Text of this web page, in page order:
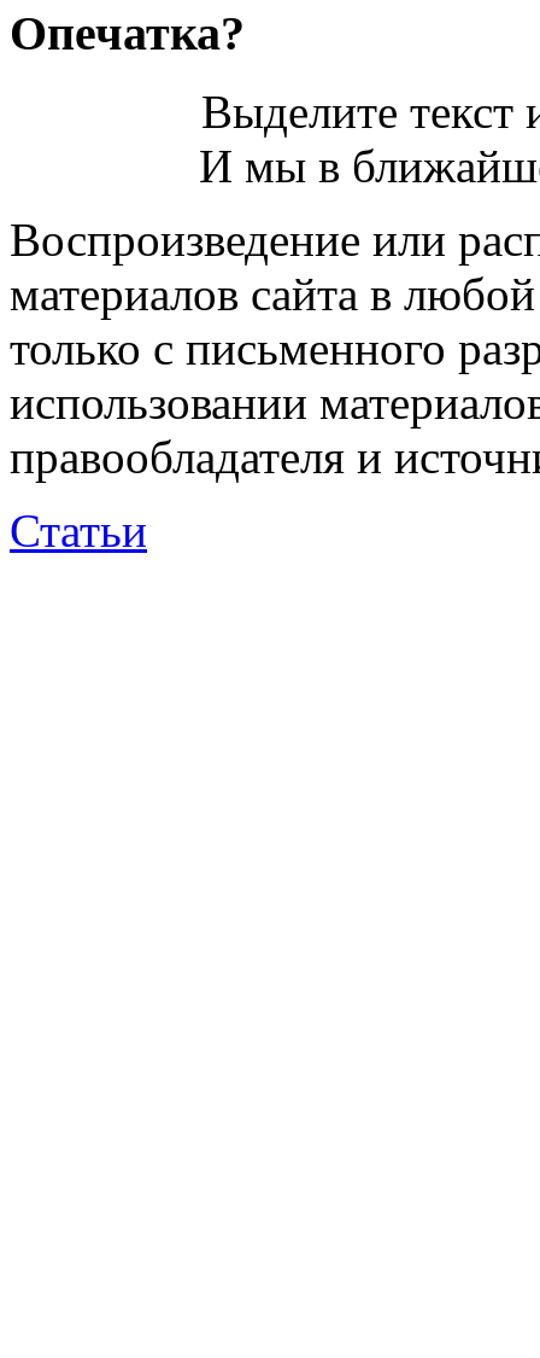
Опечатка?
Выделите
И мы в
Воспроизведение или
материалов сайта в
только с письменного
использовании
правообладателя и
Статьи